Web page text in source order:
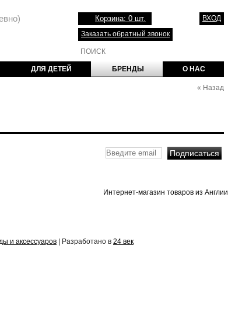
Корзина: 0 шт.
ВХОД
Заказать обратный звонок
ДЛЯ ДЕТЕЙ БРЕНДЫ О НАС
« Назад
Интернет-магазин товаров из Англии
и аксессуаров | Разработано в 24 век